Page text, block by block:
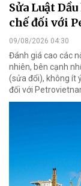
Sửa Luật
chế đối với
09/08/2026 04:30
Đánh giá cao các
nhiên, bên cạnh
(sửa đổi), không ít
đối với